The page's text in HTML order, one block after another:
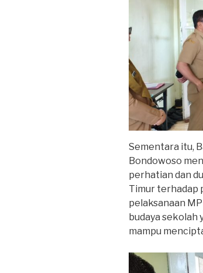
Sementara itu,
Bondowoso
perhatian dan
Timur terhadap
pelaksanaan
budaya
mampu